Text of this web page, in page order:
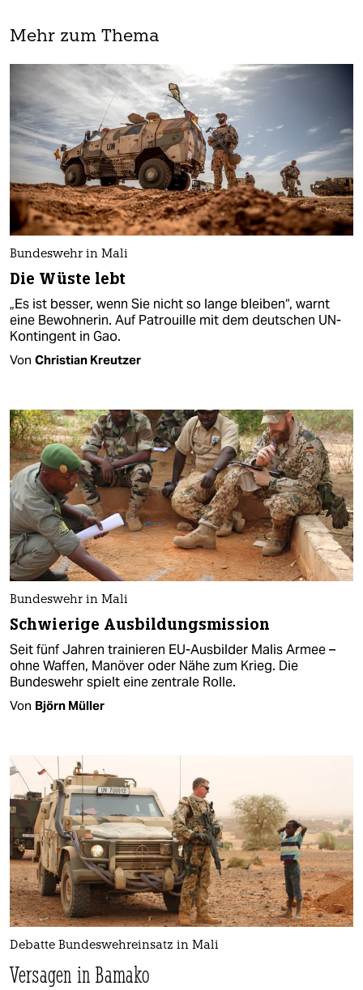
Mehr zum Thema
Bundeswehr in Mali
Die Wüste lebt
„Es ist besser, wenn Sie nicht so lange bleiben“, warnt
eine Bewohnerin. Auf Patrouille mit dem deutschen UN-
Kontingent in Gao.
Von Christian Kreutzer
Bundeswehr in Mali
Schwierige Ausbildungsmission
Seit fünf Jahren trainieren EU-Ausbilder Malis Armee –
ohne Waffen, Manöver oder Nähe zum Krieg. Die
Bundeswehr spielt eine zentrale Rolle.
Von Björn Müller
Debatte Bundeswehreinsatz in Mali
Versagen in Bamako